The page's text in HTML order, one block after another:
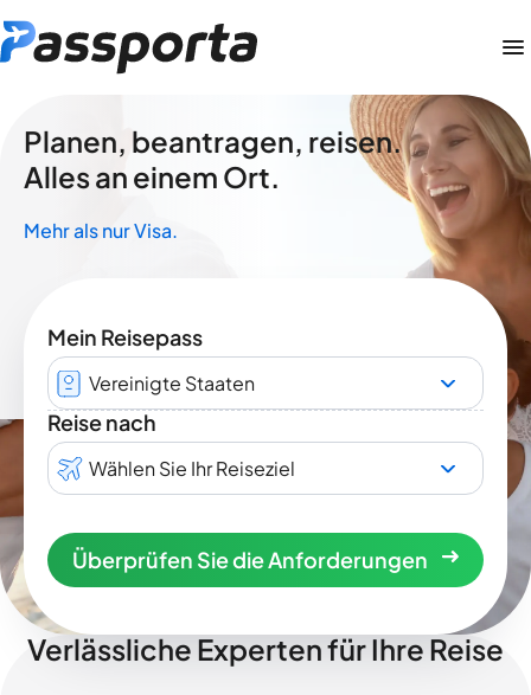
Planen, beantragen, reisen.
Alles an einem Ort.
Mehr als nur Visa.
Mein Reisepass
Vereinigte Staaten
Reise nach
Wählen Sie Ihr Reiseziel
Überprüfen Sie die Anforderungen
Verlässliche Experten für Ihre Reise